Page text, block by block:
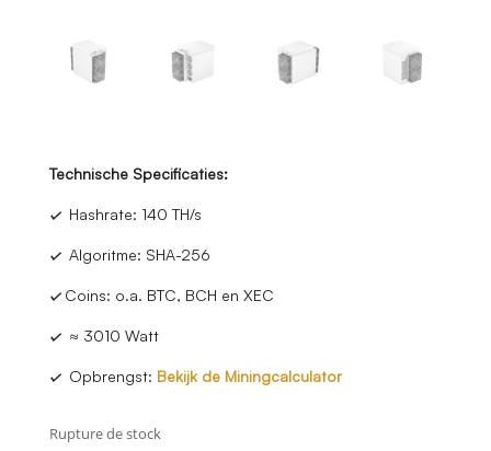
Technische Specificaties:
✓ Hashrate: 140 TH/s
✓ Algoritme: SHA-256
✓ Coins: o.a. BTC, BCH en XEC
✓ ≈ 3010 Watt
✓ Opbrengst: Bekijk de Miningcalculator
Rupture de stock